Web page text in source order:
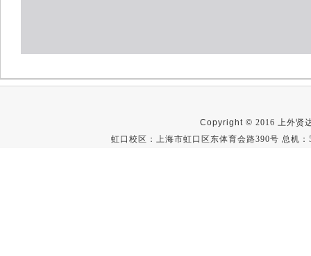
Copyright © 2016 上外贤
虹口校区：上海市虹口区东体育会路390号 总机